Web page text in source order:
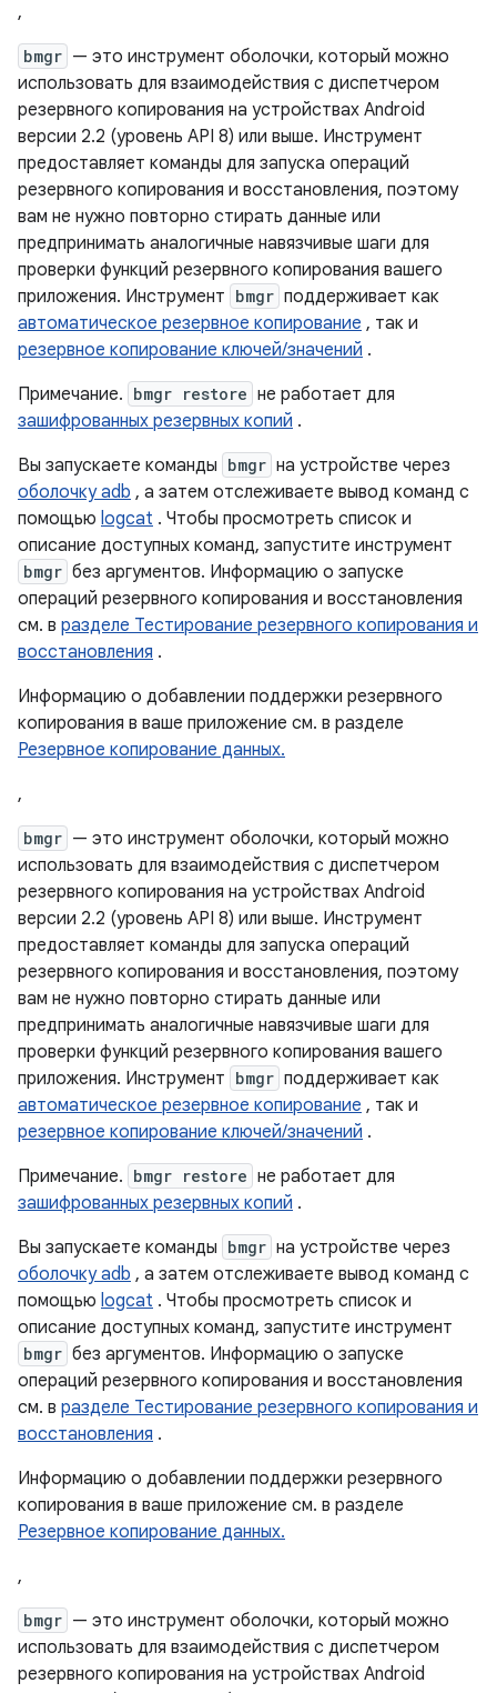
,
bmgr — это инструмент оболочки, который можно
использовать для взаимодействия с диспетчером
резервного копирования на устройствах Android
версии 2.2 (уровень API 8) или выше. Инструмент
предоставляет команды для запуска операций
резервного копирования и восстановления, поэтому
вам не нужно повторно стирать данные или
предпринимать аналогичные навязчивые шаги для
проверки функций резервного копирования вашего
приложения. Инструмент bmgr поддерживает как
автоматическое резервное копирование , так и
резервное копирование ключей/значений .
Примечание. bmgr restore не работает для
зашифрованных резервных копий .
Вы запускаете команды bmgr на устройстве через
оболочку adb , а затем отслеживаете вывод команд с
помощью logcat . Чтобы просмотреть список и
описание доступных команд, запустите инструмент
bmgr без аргументов. Информацию о запуске
операций резервного копирования и восстановления
см. в разделе Тестирование резервного копирования и
восстановления .
Информацию о добавлении поддержки резервного
копирования в ваше приложение см. в разделе
Резервное копирование данных.
,
bmgr — это инструмент оболочки, который можно
использовать для взаимодействия с диспетчером
резервного копирования на устройствах Android
версии 2.2 (уровень API 8) или выше. Инструмент
предоставляет команды для запуска операций
резервного копирования и восстановления, поэтому
вам не нужно повторно стирать данные или
предпринимать аналогичные навязчивые шаги для
проверки функций резервного копирования вашего
приложения. Инструмент bmgr поддерживает как
автоматическое резервное копирование , так и
резервное копирование ключей/значений .
Примечание. bmgr restore не работает для
зашифрованных резервных копий .
Вы запускаете команды bmgr на устройстве через
оболочку adb , а затем отслеживаете вывод команд с
помощью logcat . Чтобы просмотреть список и
описание доступных команд, запустите инструмент
bmgr без аргументов. Информацию о запуске
операций резервного копирования и восстановления
см. в разделе Тестирование резервного копирования и
восстановления .
Информацию о добавлении поддержки резервного
копирования в ваше приложение см. в разделе
Резервное копирование данных.
,
bmgr — это инструмент оболочки, который можно
использовать для взаимодействия с диспетчером
резервного копирования на устройствах Android